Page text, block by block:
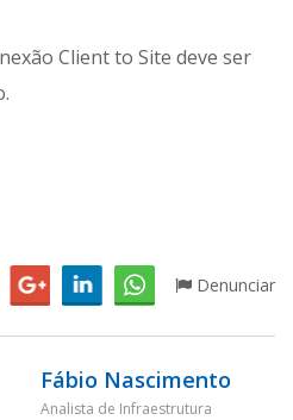
Client to Site deve ser
Denunciar
Fábio Nascimento
Analista de Infraestrutura